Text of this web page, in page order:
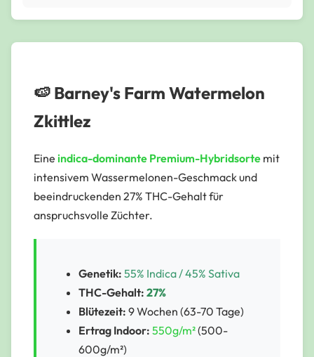
🍉 Barney's Farm Watermelon
Zkittlez
Eine indica-dominante Premium-Hybridsorte mit
intensivem Wassermelonen-Geschmack und
beeindruckenden 27% THC-Gehalt für
anspruchsvolle Züchter.
Genetik: 55% Indica / 45% Sativa
THC-Gehalt: 27%
Blütezeit: 9 Wochen (63-70 Tage)
Ertrag Indoor: 550g/m²(500-
600g/m²)